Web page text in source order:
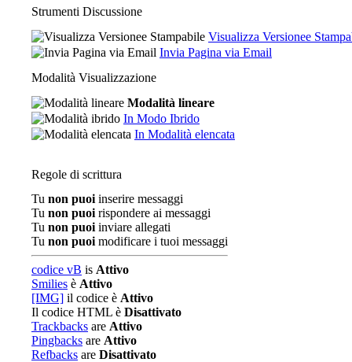
Strumenti Discussione
Visualizza Versionee
Invia Pagina via Email
Modalità Visualizzazione
Modalità lineare
In Modo Ibrido
In Modalità elencata
Regole di scrittura
Tu non puoi inserire messaggi
Tu non puoi rispondere ai messaggi
Tu non puoi inviare allegati
Tu non puoi modificare i tuoi messaggi
codice vB is Attivo
Smilies è Attivo
[IMG] il codice è Attivo
Il codice HTML è Disattivato
Trackbacks are Attivo
Pingbacks are Attivo
Refbacks are Disattivato